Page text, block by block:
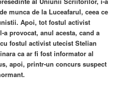
munca de la Luceafarul, ceea ce
Apoi, tot fostul activist
provocat, anul acesta, cand a
fostul activist utecist Stelian
ca ar fi fost informator al
apoi, printr-un concurs suspect